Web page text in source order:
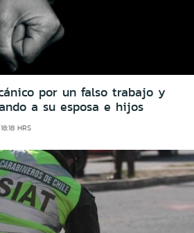
por un falso trabajo y
a su esposa e hijos
HRS